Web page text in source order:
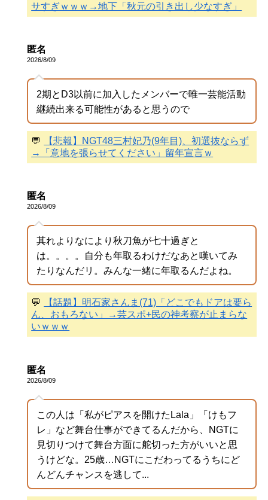
サすぎｗｗｗ→地下「秋元の引き出し少なすぎ」
匿名
2026/8/09
2期とD3以前に加入したメンバーで唯一芸能活動
継続出来る可能性があると思うので
💬
【悲報】NGT48三村妃乃(9年目)、初選抜ならず
→「意地を張らせてください」留年宣言ｗ
匿名
2026/8/09
其れよりなにより秋刀魚が七十過ぎと
は。。。。自分も年取るわけだなあと嘆いてみ
たりなんだリ。みんな一緒に年取るんだよね。
💬
【話題】明石家さんま(71)「どこでもドアは要ら
ん、おもろない」→芸スポ+民の神考察が止まらな
いｗｗｗ
匿名
2026/8/09
この人は「私がピアスを開けたLala」「けもフ
レ」など舞台仕事ができてるんだから、NGTに
見切りつけて舞台方面に舵切った方がいいと思
うけどな。25歳…NGTにこだわってるうちにど
んどんチャンスを逃して...